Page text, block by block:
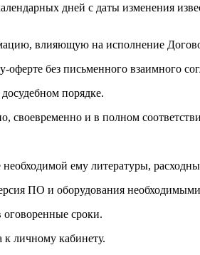
дней с даты изменения
влияющую на исполнение
без письменного взаимного
порядке.
своевременно и в полном
ему литературы,
ПО и оборудования
оговоренные сроки.
к личному кабинету.